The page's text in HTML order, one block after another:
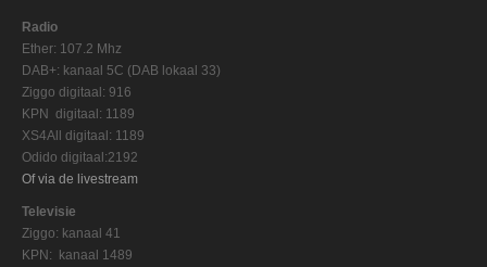
Radio
Ether: 107.2 Mhz
DAB+: kanaal 5C (DAB lokaal 33)
Ziggo digitaal: 916
KPN digitaal: 1189
XS4All digitaal: 1189
Odido digitaal:2192
Of via de livestream
Televisie
Ziggo: kanaal 41
KPN: kanaal 1489